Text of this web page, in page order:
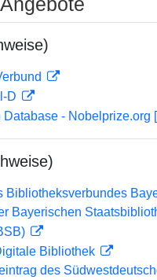
D
Database - Nobelprize.org
Bibliotheksverbundes
Bayerischen
Bibliothek
des